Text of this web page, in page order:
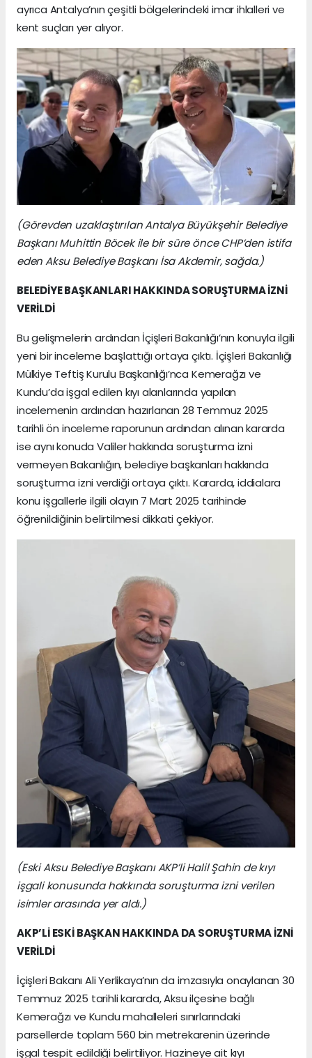
ayrıca Antalya’nın çeşitli bölgelerindeki imar ihlalleri ve
kent suçları yer alıyor.
(Görevden uzaklaştırılan Antalya Büyükşehir Belediye
Başkanı Muhittin Böcek ile bir süre önce CHP’den istifa
eden Aksu Belediye Başkanı İsa Akdemir, sağda.)
BELEDİYE BAŞKANLARI HAKKINDA SORUŞTURMA İZNİ
VERİLDİ
Bu gelişmelerin ardından İçişleri Bakanlığı’nın konuyla ilgili
yeni bir inceleme başlattığı ortaya çıktı. İçişleri Bakanlığı
Mülkiye Teftiş Kurulu Başkanlığı’nca Kemerağzı ve
Kundu’da işgal edilen kıyı alanlarında yapılan
incelemenin ardından hazırlanan 28 Temmuz 2025
tarihli ön inceleme raporunun ardından alınan kararda
ise aynı konuda Valiler hakkında soruşturma izni
vermeyen Bakanlığın, belediye başkanları hakkında
soruşturma izni verdiği ortaya çıktı. Kararda, iddialara
konu işgallerle ilgili olayın 7 Mart 2025 tarihinde
öğrenildiğinin belirtilmesi dikkati çekiyor.
(Eski Aksu Belediye Başkanı AKP’li Halil Şahin de kıyı
işgali konusunda hakkında soruşturma izni verilen
isimler arasında yer aldı.)
AKP’Lİ ESKİ BAŞKAN HAKKINDA DA SORUŞTURMA İZNİ
VERİLDİ
İçişleri Bakanı Ali Yerlikaya’nın da imzasıyla onaylanan 30
Temmuz 2025 tarihli kararda, Aksu ilçesine bağlı
Kemerağzı ve Kundu mahalleleri sınırlarındaki
parsellerde toplam 560 bin metrekarenin üzerinde
işgal tespit edildiği belirtiliyor. Hazineye ait kıyı